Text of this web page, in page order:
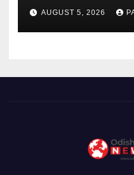
AUGUST 5, 2026